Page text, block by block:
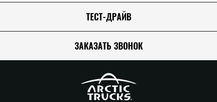
ТЕСТ-ДРАЙВ
ЗАКАЗАТЬ ЗВОНОК